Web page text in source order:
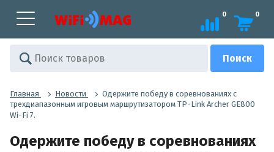
0 0
Главная Новости
Одержите победу в соревнованиях с
трехдиапазонным игровым маршрутизатором TP-Link Archer GE800
Wi-Fi 7.
Одержите победу в соревнованиях